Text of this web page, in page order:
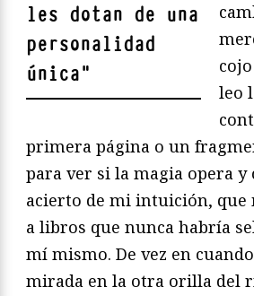
les dotan de una
personalidad
única"
leo
primera página o un
para ver si la magia opera
acierto de mi intuición, que
a libros que nunca habría
mí mismo. De vez en
mirada en la otra orilla del